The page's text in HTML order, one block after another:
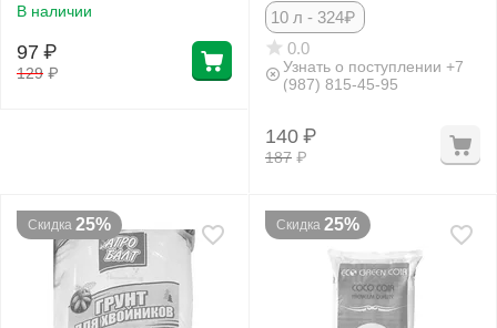
В наличии
129 ₽
97 ₽
10 л - 324₽
0.0
Узнать о поступлении +7
(987) 815-45-95
187 ₽
140 ₽
Скидка 25% Скидка 25%